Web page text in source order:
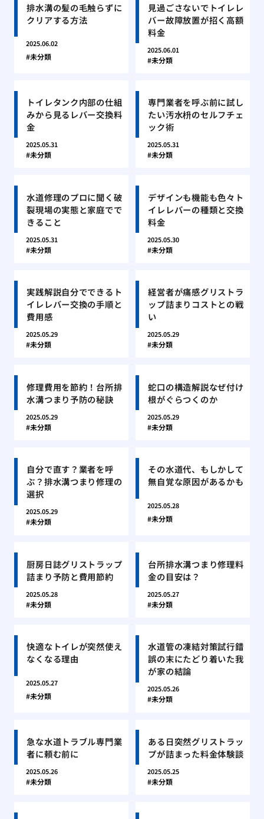
排水溝の髪の毛触らずに
クリアする方法
2025.06.02
未分類
見過ごさないでトイレレ
バー故障放置が招く高額
料金
2025.06.01
未分類
トイレタンク内部の仕組
みから見るレバー交換料
金
2025.05.31
未分類
専門業者を呼ぶ前に試し
たい汚水枡のセルフチェ
ック術
2025.05.31
未分類
水道修理のプロに聞く破
裂現場の実態と家庭でで
きること
2025.05.31
未分類
デザインも機能も色々ト
イレレバーの種類と交換
料金
2025.05.30
未分類
実践解説自分でできるト
イレレバー交換の手順と
費用感
2025.05.29
未分類
経営者が痛感グリストラ
ップ詰まりコストとの戦
い
2025.05.29
未分類
修理費用を節約！台所排
水溝つまり予防の秘訣
2025.05.29
未分類
蛇口の構造解説なぜ付け
根がぐらつくのか
2025.05.29
未分類
自分で直す？業者を呼
ぶ？排水溝つまり修理の
選択
2025.05.29
未分類
その水道代、もしかして
無自覚な原因があるかも
2025.05.28
未分類
厨房日誌グリストラップ
詰まり予防と費用節約
2025.05.28
未分類
台所排水溝つまり修理料
金の目安は？
2025.05.27
未分類
快適なトイレが突然使え
なくなる理由
2025.05.27
未分類
水道管の凍結対策試行錯
誤の末にたどり着いた我
が家の結論
2025.05.26
未分類
急な水道トラブル専門業
者に頼む前に
2025.05.26
未分類
ある日突然グリストラッ
プが詰まった料金体験談
2025.05.25
未分類